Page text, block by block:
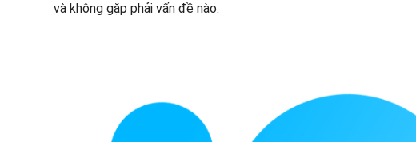
và không gặp phải vấn đề nào.